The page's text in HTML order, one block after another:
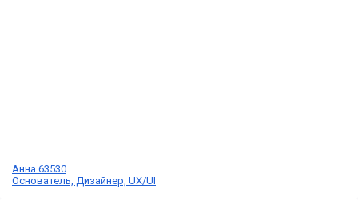
Анна 63530
Основатель, Дизайнер, UX/UI